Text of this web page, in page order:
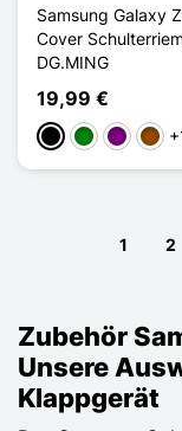
Samsung Galaxy
Cover
DG.MING
19,99 €
Schwarz
GrünViolett
1 2
Zubehör
Unsere
Klappgerät